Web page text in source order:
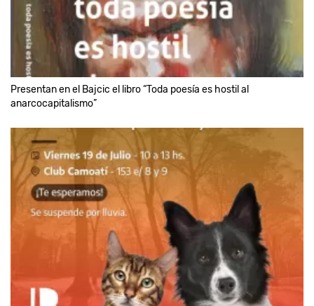
Presentan en el Bajcic el libro “Toda poesía es hostil al
anarcocapitalismo”